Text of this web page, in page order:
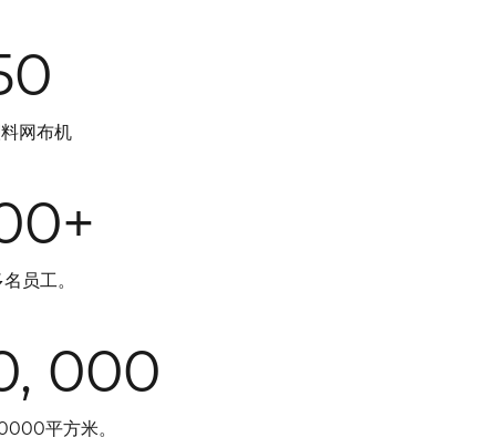
网布机
员工。
000
平方米。